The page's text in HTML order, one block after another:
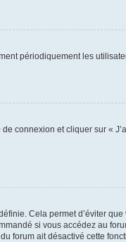
périodiquement les
connexion et cliquer sur «
Cela permet d’éviter
si vous accédez au
forum ait désactivé cette